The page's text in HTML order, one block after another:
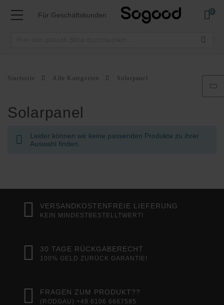
Für Geschäftskunden
Startseite Alle Kategorien Solarpanel
Solarpanel
Leider können wir keine passenden Produkte zu ihrer
Auswahl finden.
VERSANDKOSTENFREIE LIEFERUNG
KEIN MINDESTBESTELLTWERT!
30 TAGE RÜCKGABERECHT
100% GELD ZURÜCK GARANTIE!
FRAGEN ZUM PRODUKT??
(RODGAU) +49 6106 6667585